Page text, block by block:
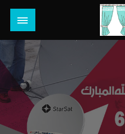
خدمة فك نقل تركيب صيانة
الكويت